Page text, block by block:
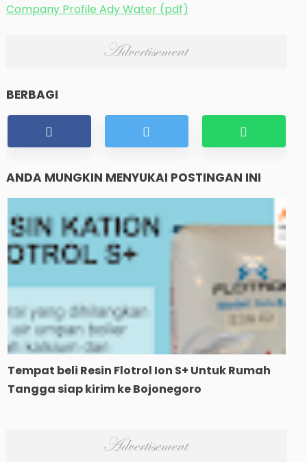
Company Profile Ady Water (pdf)
BERBAGI
ANDA MUNGKIN MENYUKAI POSTINGAN INI
Tempat beli Resin Flotrol Ion S+ Untuk Rumah
Tangga siap kirim ke Bojonegoro